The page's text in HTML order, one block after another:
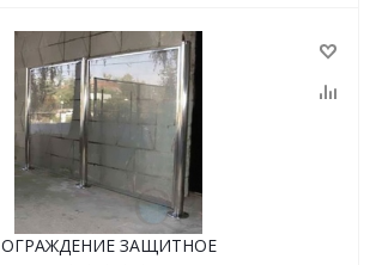
ОГРАЖДЕНИЕ ЗАЩИТНОЕ